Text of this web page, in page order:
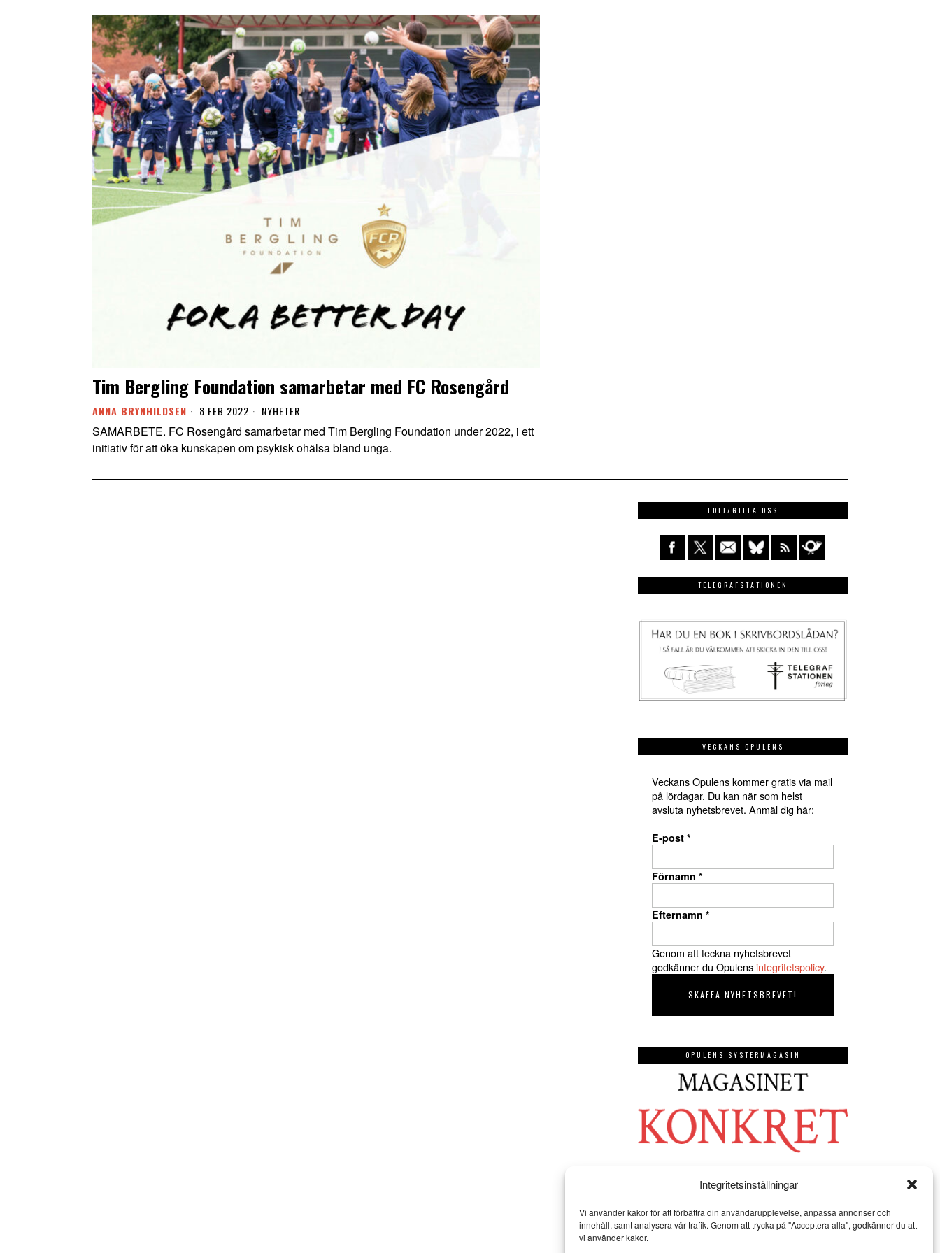
Integritetsinställningar
Vi använder kakor för att förbättra din användarupplevelse, anpassa annonser och
innehåll, samt analysera vår trafik. Genom att trycka på "Acceptera alla", godkänner du att
vi använder kakor.
Tim Bergling Foundation samarbetar med FC Rosengård
ANNA BRYNHILDSEN 8 FEB 2022 NYHETER
SAMARBETE. FC Rosengård samarbetar med Tim Bergling Foundation under 2022, i ett
initiativ för att öka kunskapen om psykisk ohälsa bland unga.
FÖLJ/GILLA OSS
TELEGRAFSTATIONEN
VECKANS OPULENS
Veckans Opulens kommer gratis via mail
på lördagar. Du kan när som helst
avsluta nyhetsbrevet. Anmäl dig här:
E-post *
Förnamn *
Efternamn *
Genom att teckna nyhetsbrevet
godkänner du Opulensintegritetspolicy.
OPULENS SYSTERMAGASIN